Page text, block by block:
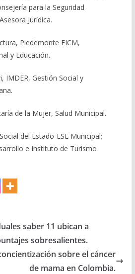
para la Seguridad
Jurídica.
Piedemonte EICM,
y Educación.
IMDER, Gestión Social y
de la Mujer, Salud Municipal.
del Estado-ESE Municipal;
e Instituto de Turismo
saber 11 ubican a
sobresalientes.
sobre el cáncer
de mama en Colombia.